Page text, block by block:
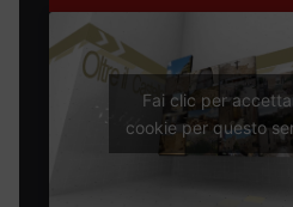
Fai clic per
cookie per questo